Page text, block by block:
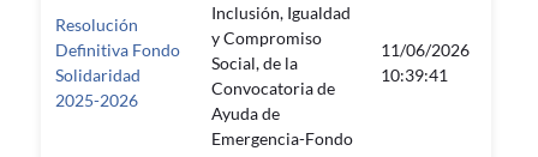
Resolución
Definitiva Fondo
Solidaridad
2025-2026
Inclusión, Igualdad
y Compromiso
Social, de la
Convocatoria de
Ayuda de
Emergencia-Fondo
11/06/2026
10:39:41